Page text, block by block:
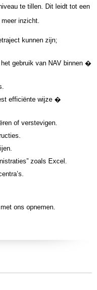
te tillen. Dit leidt tot een
inzicht.
kunnen zijn;
gebruik van NAV binnen �
efficiënte wijze �
of verstevigen.
zoals Excel.
met ons opnemen.